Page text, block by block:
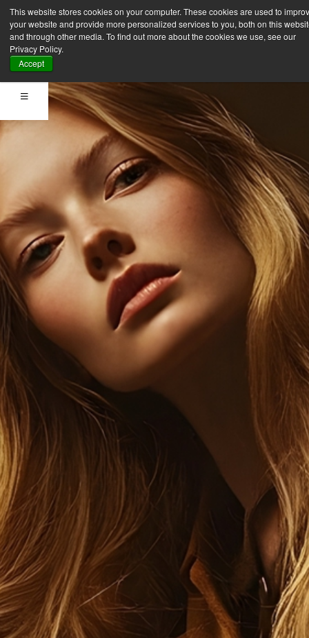
This website stores cookies on your computer. These cookies are used to
your website and provide more personalized services to you, both on this
and through other media. To find out more about the cookies we use, see our
Privacy Policy.
Accept